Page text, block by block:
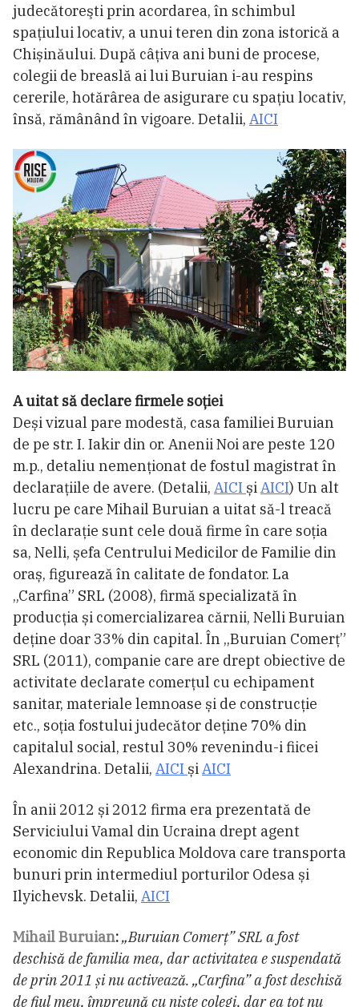
judecătoreşti prin acordarea, în schimbul
spaţiului locativ, a unui teren din zona istorică a
Chișinăului. După câțiva ani buni de procese,
colegii de breaslă ai lui Buruian i-au respins
cererile, hotărârea de asigurare cu spațiu locativ,
însă, rămânând în vigoare. Detalii, AICI
A uitat să declare firmele soției
Deși vizual pare modestă, casa familiei Buruian
de pe str. I. Iakir din or. Anenii Noi are peste 120
m.p., detaliu nemenționat de fostul magistrat în
declarațiile de avere. (Detalii, AICI șiAICI) Un alt
lucru pe care Mihail Buruian a uitat să-l treacă
în declarație sunt cele două firme în care soția
sa, Nelli, șefa Centrului Medicilor de Familie din
oraș, figurează în calitate de fondator. La
„Carfina” SRL (2008), firmă specializată în
producția și comercializarea cărnii, Nelli Buruian
deține doar 33% din capital. În „Buruian Comerț”
SRL (2011), companie care are drept obiective de
activitate declarate comerțul cu echipament
sanitar, materiale lemnoase și de construcție
etc., soția fostului judecător deține 70% din
capitalul social, restul 30% revenindu-i fiicei
Alexandrina. Detalii, AICI șiAICI
În anii 2012 și 2012 firma era prezentată de
Serviciului Vamal din Ucraina drept agent
economic din Republica Moldova care transporta
bunuri prin intermediul porturilor Odesa și
Ilyichevsk. Detalii, AICI
Mihail Buruian:„Buruian Comerț” SRL a fost
deschisă de familia mea, dar activitatea e suspendată
de prin 2011 și nu activează. „Carfina” a fost deschisă
de fiul meu, împreună cu niște colegi, dar ea tot nu